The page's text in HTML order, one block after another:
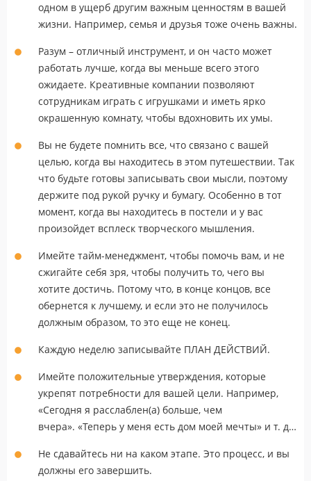
одном в ущерб другим важным ценностям в вашей
жизни. Например, семья и друзья тоже очень важны.
Разум – отличный инструмент, и он часто может
работать лучше, когда вы меньше всего этого
ожидаете. Креативные компании позволяют
сотрудникам играть с игрушками и иметь ярко
окрашенную комнату, чтобы вдохновить их умы.
Вы не будете помнить все, что связано с вашей
целью, когда вы находитесь в этом путешествии. Так
что будьте готовы записывать свои мысли, поэтому
держите под рукой ручку и бумагу. Особенно в тот
момент, когда вы находитесь в постели и у вас
произойдет всплеск творческого мышления.
Имейте тайм-менеджмент, чтобы помочь вам, и не
сжигайте себя зря, чтобы получить то, чего вы
хотите достичь. Потому что, в конце концов, все
обернется к лучшему, и если это не получилось
должным образом, то это еще не конец.
Каждую неделю записывайте ПЛАН ДЕЙСТВИЙ.
Имейте положительные утверждения, которые
укрепят потребности для вашей цели. Например,
«Сегодня я расслаблен(а) больше, чем
вчера». «Теперь у меня есть дом моей мечты» и т. д…
Не сдавайтесь ни на каком этапе. Это процесс, и вы
должны его завершить.